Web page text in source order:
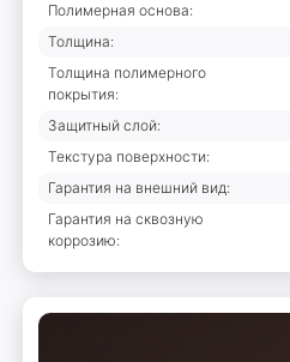
Полимерная основа:
Толщина:
Толщина полимерного
покрытия:
Защитный слой:
Текстура поверхности:
Гарантия на внешний вид:
Гарантия на сквозную
коррозию: